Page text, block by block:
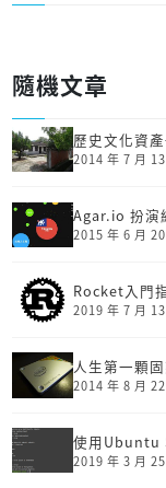
隨機文章
歷史文化資
2014 年 7 月 13
Agar.io 扮演
2015 年 6 月 20
Rocket入門
2019 年 7 月 13
人生第一顆
2014 年 8 月 22
使用Ubuntu
2019 年 3 月 25